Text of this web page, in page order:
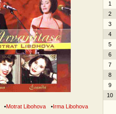
•Motrat Libohova •Irma Libohova
1
2
3
4
5
6
7
8
9
10